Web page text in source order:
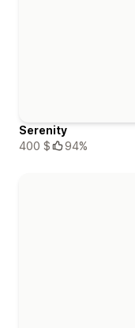
Serenity
400 $
94%